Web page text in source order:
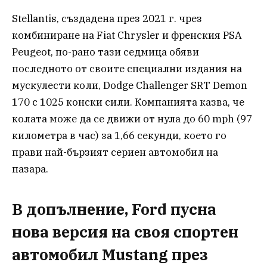
Stellantis, създадена през 2021 г. чрез
комбиниране на Fiat Chrysler и френския PSA
Peugeot, по-рано тази седмица обяви
последното от своите специални издания на
мускулести коли, Dodge Challenger SRT Demon
170 с 1025 конски сили. Компанията казва, че
колата може да се движи от нула до 60 mph (97
километра в час) за 1,66 секунди, което го
прави най-бързият сериен автомобил на
пазара.
В допълнение, Ford пусна
нова версия на своя спортен
автомобил Mustang през